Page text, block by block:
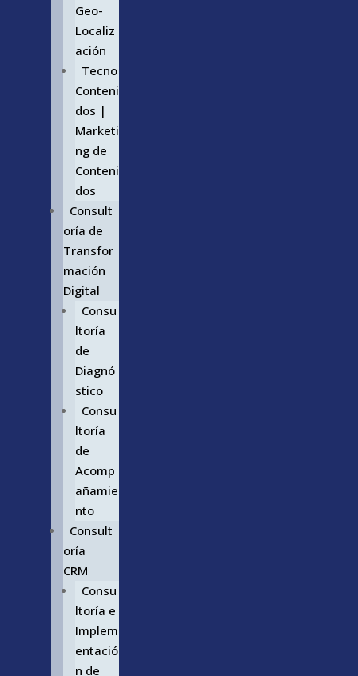
Geo-
Localiz
ación
Tecno
Conteni
dos |
Marketi
ng de
Conteni
dos
Consult
oría de
Transfor
mación
Digital
Consu
ltoría
de
Diagnó
stico
Consu
ltoría
de
Acomp
añamie
nto
Consult
oría
CRM
Consu
ltoría e
Implem
entació
n de